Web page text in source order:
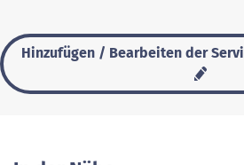
Hinzufügen / Bearbeiten der